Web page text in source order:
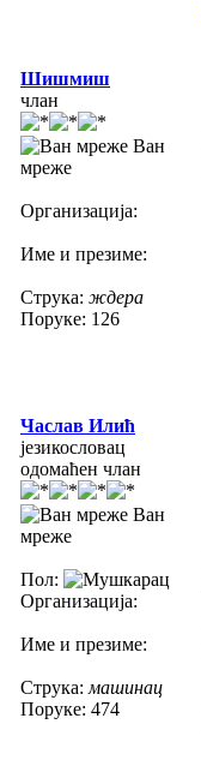
Шишмиш
члан
Ван
мреже
Организација:
Име и презиме:
Струка: ждера
Поруке: 126
Часлав Илић
језикословац
одомаћен члан
Ван
мреже
Пол:
Организација:
Име и презиме:
Струка: машинац
Поруке: 474